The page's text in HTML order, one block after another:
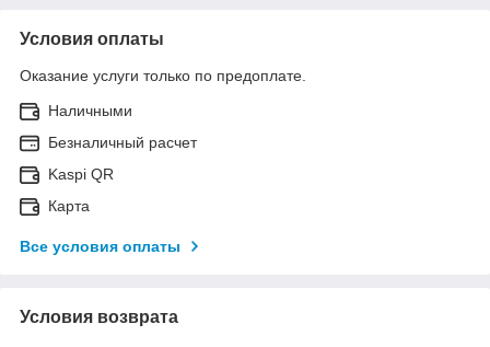
Условия оплаты
Оказание услуги только по предоплате.
Наличными
Безналичный расчет
Kaspi QR
Карта
Все условия оплаты
Условия возврата